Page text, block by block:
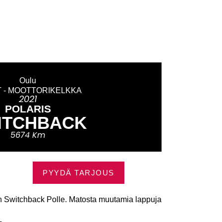
Oulu
- MOOTTORIKELKKA
2021
POLARIS
5674 Km
PYYDÄ TARJOUS
Polle. Matosta muutamia lappuja